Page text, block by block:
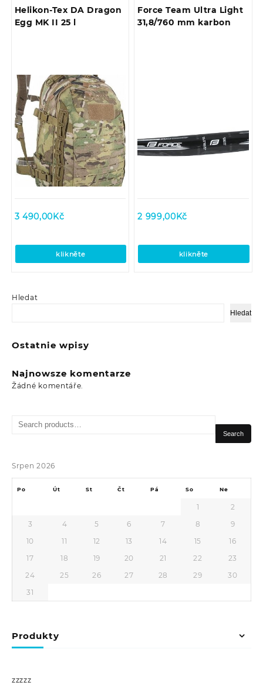
Hledat
Hledat
Ostatnie wpisy
Najnowsze komentarze
Žádné komentáře.
Helikon-Tex DA Dragon
Egg MK II 25 l
3 490,00Kč
klikněte
Force Team Ultra Light
31,8/760 mm karbon
2 999,00Kč
klikněte
Search
Search
Srpen 2026
Po Út St Čt Pá So Ne
1
2
3
4 5 6 7 8
9
10
11 12 13 14 15
16
17
18 19 20 21 22
23
24
25 26 27 28 29
30
31
Produkty
zzzzz